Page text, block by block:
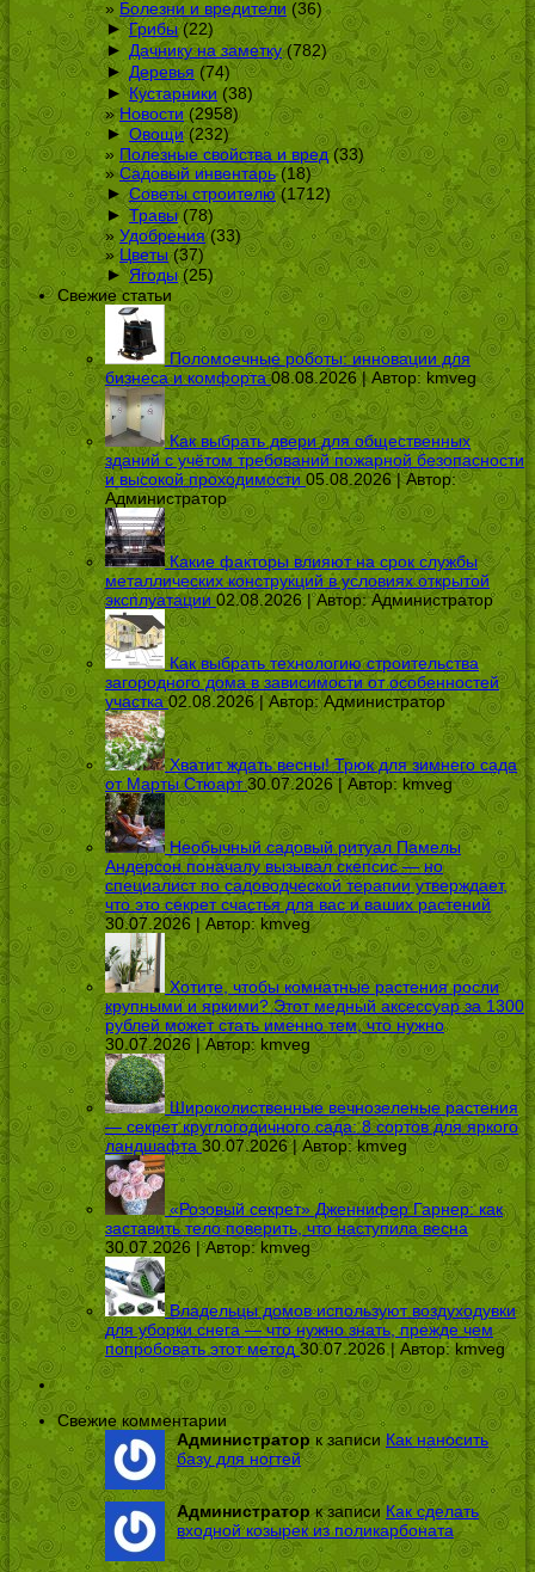
Болезни и вредители (36)
► Грибы(22)
► Дачнику на заметку(782)
► Деревья (74)
► Кустарники (38)
Новости (2958)
► Овощи(232)
Полезные свойства и вред(33)
Садовый инвентарь(18)
► Советы строителю(1712)
► Травы(78)
Удобрения(33)
Цветы(37)
► Ягоды(25)
Свежие статьи
Поломоечные роботы: инновации для
бизнеса и комфорта 08.08.2026 | Автор:kmveg
Как выбрать двери для общественных
зданий с учётом требований пожарной безопасности
и высокой проходимости 05.08.2026 | Автор:
Администратор
Какие факторы влияют на срок службы
металлических конструкций в условиях открытой
эксплуатации 02.08.2026 | Автор:Администратор
Как выбрать технологию строительства
загородного дома в зависимости от особенностей
участка 02.08.2026 | Автор:Администратор
Хватит ждать весны! Трюк для зимнего сада
от Марты Стюарт 30.07.2026 | Автор:kmveg
Необычный садовый ритуал Памелы
Андерсон поначалу вызывал скепсис — но
специалист по садоводческой терапии утверждает,
что это секрет счастья для вас и ваших растений
30.07.2026 | Автор: kmveg
Хотите, чтобы комнатные растения росли
крупными и яркими? Этот медный аксессуар за 1300
рублей может стать именно тем, что нужно
30.07.2026 | Автор: kmveg
Широколиственные вечнозеленые растения
— секрет круглогодичного сада: 8 сортов для яркого
ландшафта 30.07.2026 | Автор:kmveg
«Розовый секрет» Дженнифер Гарнер: как
заставить тело поверить, что наступила весна
30.07.2026 | Автор: kmveg
Владельцы домов используют воздуходувки
для уборки снега — что нужно знать, прежде чем
попробовать этот метод 30.07.2026 | Автор:kmveg
Свежие комментарии
Администраторк записи Как наносить
базу для ногтей
Администраторк записи Как сделать
входной козырек из поликарбоната